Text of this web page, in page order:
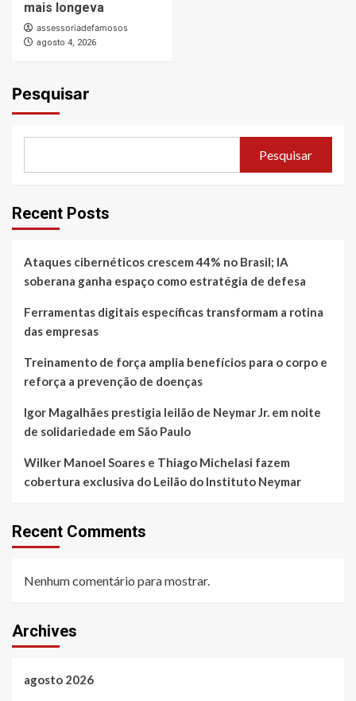
mais longeva
assessoriadefamosos
agosto 4, 2026
Pesquisar
Pesquisar
Recent Posts
Ataques cibernéticos crescem 44% no Brasil; IA
soberana ganha espaço como estratégia de defesa
Ferramentas digitais específicas transformam a rotina
das empresas
Treinamento de força amplia benefícios para o corpo e
reforça a prevenção de doenças
Igor Magalhães prestigia leilão de Neymar Jr. em noite
de solidariedade em São Paulo
Wilker Manoel Soares e Thiago Michelasi fazem
cobertura exclusiva do Leilão do Instituto Neymar
Recent Comments
Nenhum comentário para mostrar.
Archives
agosto 2026